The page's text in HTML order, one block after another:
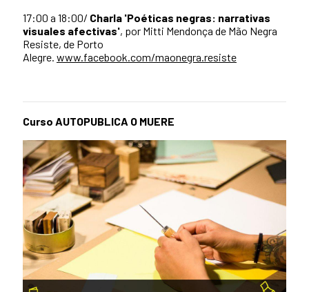
17:00 a 18:00/ Charla 'Poéticas negras: narrativas
visuales afectivas', por Mitti Mendonça de Mão Negra
Resiste, de Porto
Alegre. www.facebook.com/maonegra.resiste
Curso AUTOPUBLICA O MUERE